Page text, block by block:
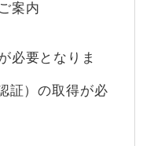
内
必要となりま
証）の取得が必